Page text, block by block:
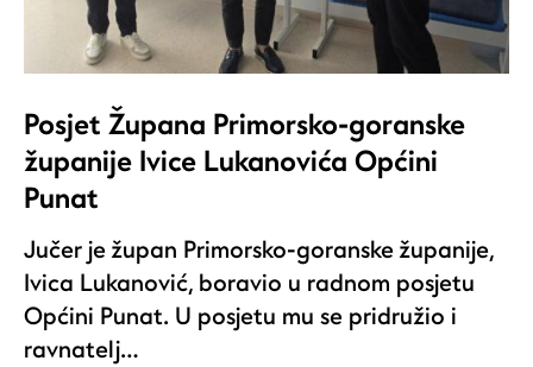
Posjet Župana Primorsko-goranske
županije Ivice Lukanovića Općini
Punat
Jučer je župan Primorsko-goranske županije,
Ivica Lukanović, boravio u radnom posjetu
Općini Punat. U posjetu mu se pridružio i
ravnatelj…